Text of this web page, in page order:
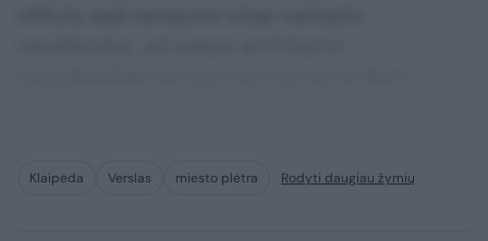
Klaipėda Verslas miesto plėtra Rodyti daugiau žymių